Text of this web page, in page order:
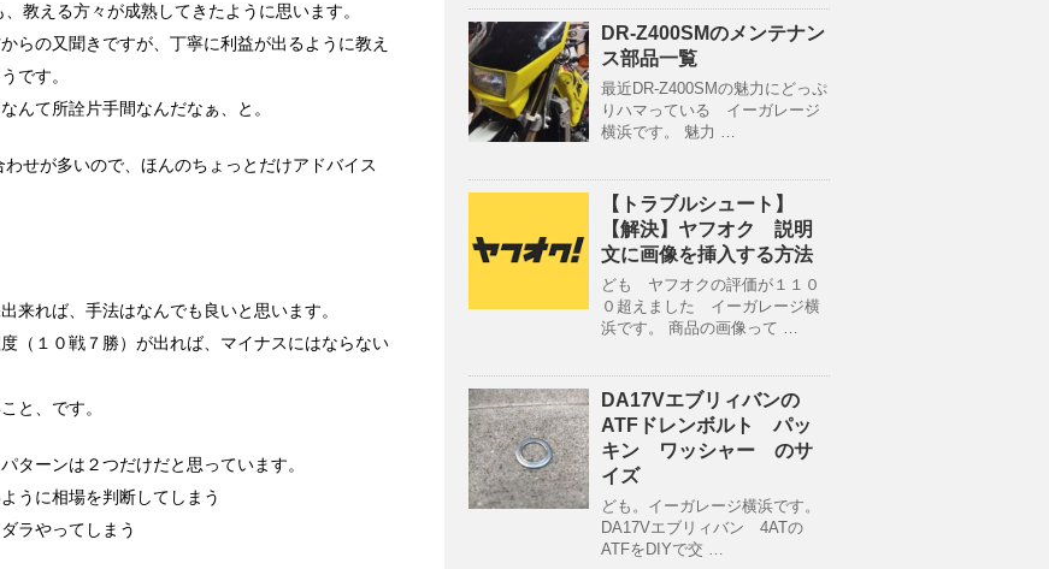
教える方々が成熟してきたように思います。
らの又聞きですが、丁寧に利益が出るように教え
です。
んて所詮片手間なんだなぁ、と。
せが多いので、ほんのちょっとだけアドバイス
来れば、手法はなんでも良いと思います。
（１０戦７勝）が出れば、マイナスにはならない
と、です。
ターンは２つだけだと思っています。
うに相場を判断してしまう
ラやってしまう
DR-Z400SMのメンテナン
ス部品一覧
最近DR-Z400SMの魅力にどっぷ
りハマっている イーガレージ
横浜です。 魅力 …
【トラブルシュート】
【解決】ヤフオク 説明
文に画像を挿入する方法
ども ヤフオクの評価が１１０
０超えました イーガレージ横
浜です。 商品の画像って …
DA17Vエブリィバンの
ATFドレンボルト パッ
キン ワッシャー のサ
イズ
ども。イーガレージ横浜です。
DA17Vエブリィバン 4ATの
ATFをDIYで交 …